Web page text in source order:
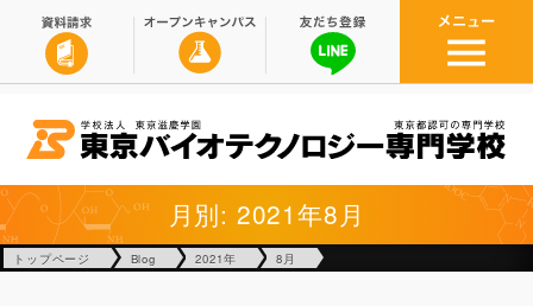
月別: 2021年8月
トップページ Blog 2021年 8月